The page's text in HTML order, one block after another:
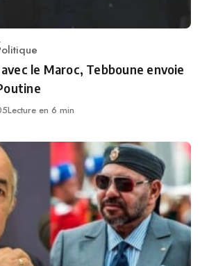
le Maroc, Tebboune envoie
Lecture en 6 min